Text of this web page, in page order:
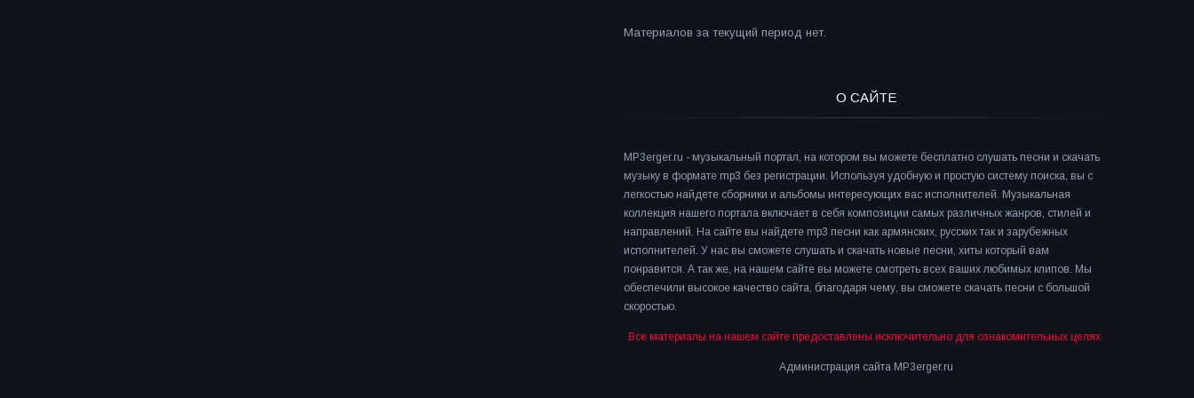
Материалов за текущий период нет.
О САЙТЕ
MP3erger.ru - музыкальный портал, на котором вы можете бесплатно слушать песни и скачать
музыку в формате mp3 без регистрации. Используя удобную и простую систему поиска, вы с
легкостью найдете сборники и альбомы интересующих вас исполнителей. Музыкальная
коллекция нашего портала включает в себя композиции самых различных жанров, стилей и
направлений. На сайте вы найдете mp3 песни как армянских, русских так и зарубежных
исполнителей. У нас вы сможете слушать и скачать новые песни, хиты который вам
понравится. А так же, на нашем сайте вы можете смотреть всех ваших любимых клипов. Мы
обеспечили высокое качество сайта, благодаря чему, вы сможете скачать песни с большой
скоростью.
Все материалы на нашем сайте предоставлены исключительно для ознакомительных целях.
Администрация сайта MP3erger.ru